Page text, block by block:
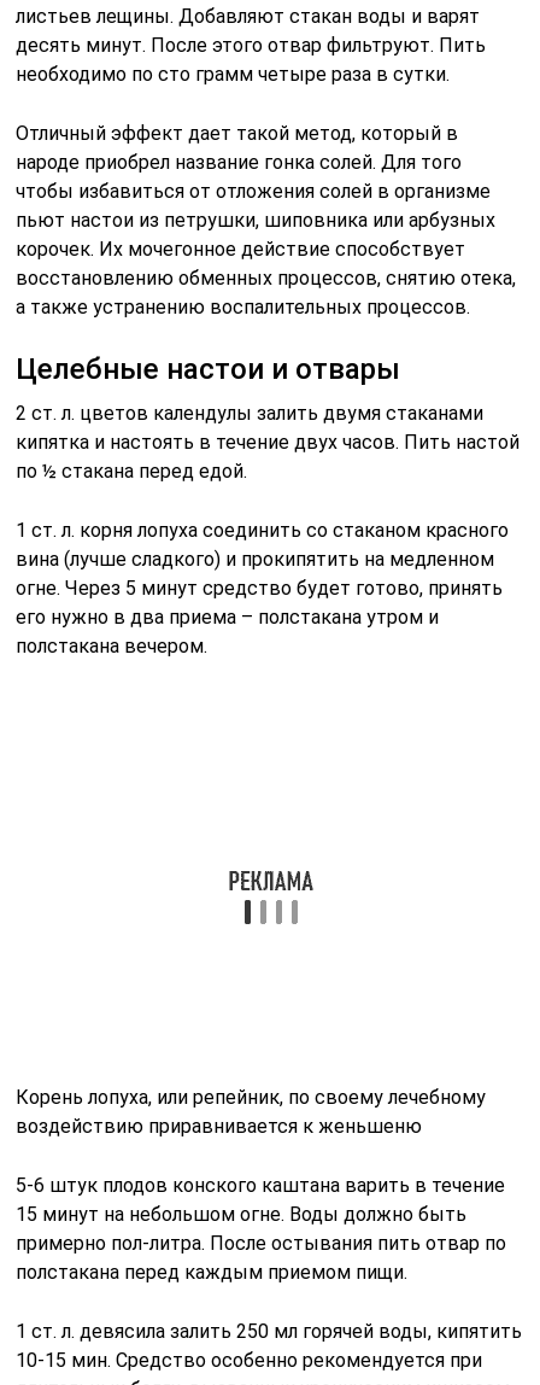
листьев лещины. Добавляют стакан воды и варят
десять минут. После этого отвар фильтруют. Пить
необходимо по сто грамм четыре раза в сутки.
Отличный эффект дает такой метод, который в
народе приобрел название гонка солей. Для того
чтобы избавиться от отложения солей в организме
пьют настои из петрушки, шиповника или арбузных
корочек. Их мочегонное действие способствует
восстановлению обменных процессов, снятию отека,
а также устранению воспалительных процессов.
Целебные настои и отвары
2 ст. л. цветов календулы залить двумя стаканами
кипятка и настоять в течение двух часов. Пить настой
по ½ стакана перед едой.
1 ст. л. корня лопуха соединить со стаканом красного
вина (лучше сладкого) и прокипятить на медленном
огне. Через 5 минут средство будет готово, принять
его нужно в два приема – полстакана утром и
полстакана вечером.
Корень лопуха, или репейник, по своему лечебному
воздействию приравнивается к женьшеню
5-6 штук плодов конского каштана варить в течение
15 минут на небольшом огне. Воды должно быть
примерно пол-литра. После остывания пить отвар по
полстакана перед каждым приемом пищи.
1 ст. л. девясила залить 250 мл горячей воды, кипятить
10-15 мин. Средство особенно рекомендуется при